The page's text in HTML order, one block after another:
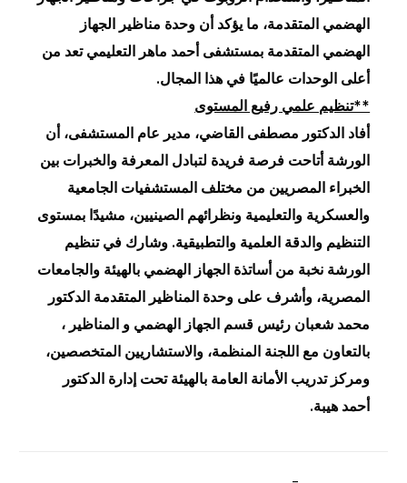
الهضمي المتقدمة، ما يؤكد أن وحدة مناظير الجهاز
الهضمي المتقدمة بمستشفى أحمد ماهر التعليمي تعد من
أعلى الوحدات عالميًا في هذا المجال.
**تنظيم علمي رفيع المستوى
أفاد الدكتور مصطفى القاضي، مدير عام المستشفى، أن
الورشة أتاحت فرصة فريدة لتبادل المعرفة والخبرات بين
الخبراء المصريين من مختلف المستشفيات الجامعية
والعسكرية والتعليمية ونظرائهم الصينيين، مشيدًا بمستوى
التنظيم والدقة العلمية والتطبيقية. وشارك في تنظيم
الورشة نخبة من أساتذة الجهاز الهضمي بالهيئة والجامعات
المصرية، وأشرف على وحدة المناظير المتقدمة الدكتور
محمد شعبان رئيس قسم الجهاز الهضمي و المناظير ،
بالتعاون مع اللجنة المنظمة، والاستشاريين المتخصصين،
ومركز تدريب الأمانة العامة بالهيئة تحت إدارة الدكتور
أحمد هيبة.